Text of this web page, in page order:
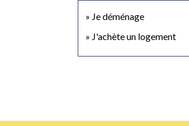
Je déménage
J'achète un logement